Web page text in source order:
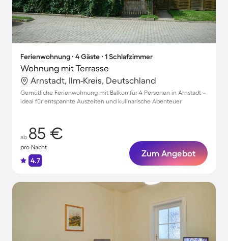
Ferienwohnung ∙ 4 Gäste ∙ 1 Schlafzimmer
Wohnung mit Terrasse
Arnstadt, Ilm-Kreis, Deutschland
Gemütliche Ferienwohnung mit Balkon für 4 Personen in Arnstadt –
ideal für entspannte Auszeiten und kulinarische Abenteuer
ab 85 €
pro Nacht
4.7
Zum Angebot